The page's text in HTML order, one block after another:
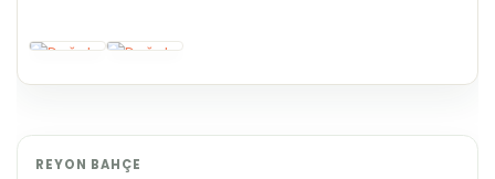
REYON BAHÇE